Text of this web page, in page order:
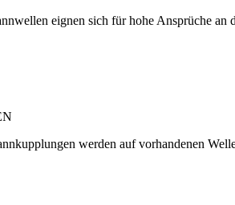
eignen sich für hohe Ansprüche
werden auf vorhandenen